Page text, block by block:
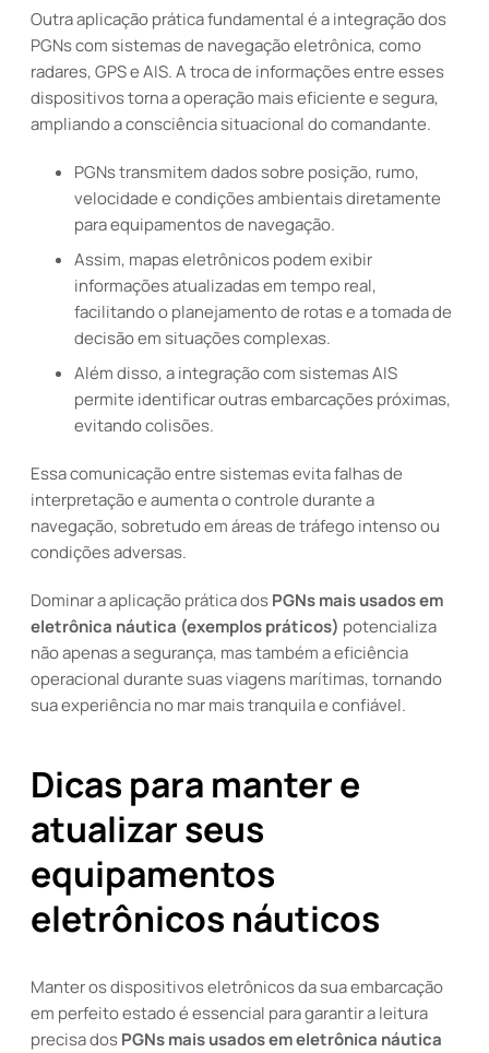
Outra aplicação prática fundamental é a integração dos
PGNs com sistemas de navegação eletrônica, como
radares, GPS e AIS. A troca de informações entre esses
dispositivos torna a operação mais eficiente e segura,
ampliando a consciência situacional do comandante.
PGNs transmitem dados sobre posição, rumo,
velocidade e condições ambientais diretamente
para equipamentos de navegação.
Assim, mapas eletrônicos podem exibir
informações atualizadas em tempo real,
facilitando o planejamento de rotas e a tomada de
decisão em situações complexas.
Além disso, a integração com sistemas AIS
permite identificar outras embarcações próximas,
evitando colisões.
Essa comunicação entre sistemas evita falhas de
interpretação e aumenta o controle durante a
navegação, sobretudo em áreas de tráfego intenso ou
condições adversas.
Dominar a aplicação prática dosPGNs mais usados em
eletrônica náutica (exemplos práticos) potencializa
não apenas a segurança, mas também a eficiência
operacional durante suas viagens marítimas, tornando
sua experiência no mar mais tranquila e confiável.
Dicas para manter e
atualizar seus
equipamentos
eletrônicos náuticos
Manter os dispositivos eletrônicos da sua embarcação
em perfeito estado é essencial para garantir a leitura
precisa dosPGNs mais usados em eletrônica náutica